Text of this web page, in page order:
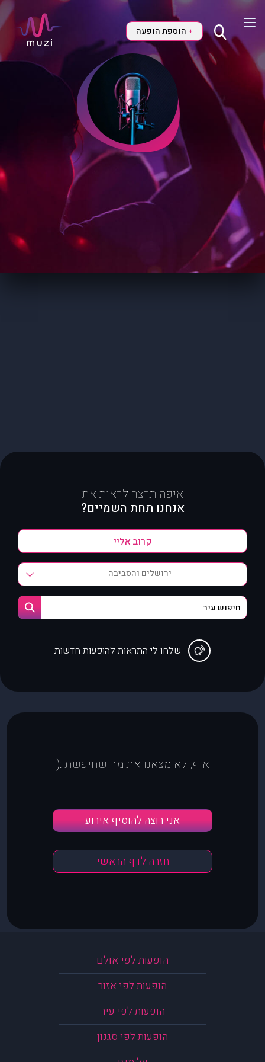
+ הוספת הופעה
איפה תרצה לראות את
אנחנו תחת השמיים?
ירושלים והסביבה
שלחו לי התראות להופעות חדשות
אוף, לא מצאנו את מה שחיפשת :(
אני רוצה להוסיף אירוע
חזרה לדף הראשי
הופעות לפי אולם
הופעות לפי אזור
הופעות לפי עיר
הופעות לפי סגנון